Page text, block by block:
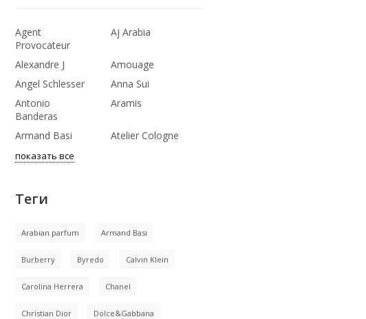
Agent
Provocateur
Aj Arabia
Alexandre J
Amouage
Angel Schlesser
Anna Sui
Antonio
Banderas
Aramis
Armand Basi Atelier Cologne
показать все
Теги
Arabian parfum Armand Basi
Burberry Byredo Calvin Klein
Carolina Herrera Chanel
Christian Dior Dolce&Gabbana